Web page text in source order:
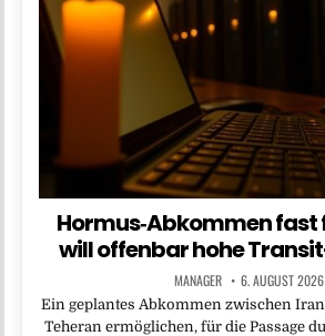
Hormus‑Abkommen fast
will offenbar hohe
MANAGER 6. AUGUST 2026
Ein geplantes Abkommen zwischen
Teheran ermöglichen, für die Passage